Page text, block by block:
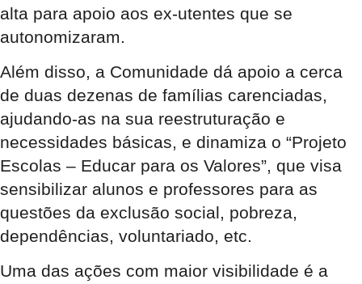
alta para apoio aos ex-utentes que se
autonomizaram.
Além disso, a Comunidade dá apoio a cerca
de duas dezenas de famílias carenciadas,
ajudando-as na sua reestruturação e
necessidades básicas, e dinamiza o “Projeto
Escolas – Educar para os Valores”, que visa
sensibilizar alunos e professores para as
questões da exclusão social, pobreza,
dependências, voluntariado, etc.
Uma das ações com maior visibilidade é a